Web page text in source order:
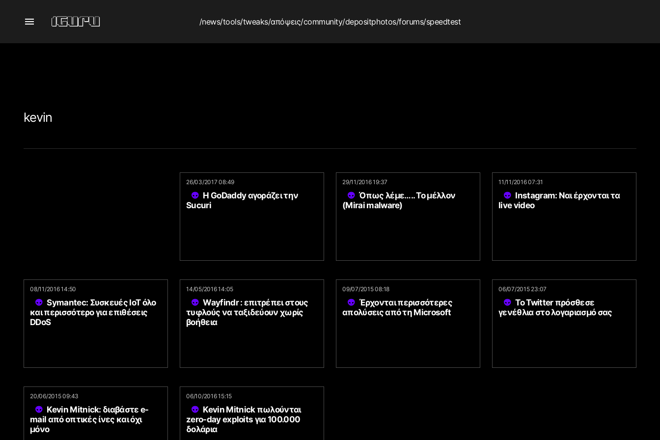
/news/tools/tweaks/απόψεις/community/depositphotos/forums/speedtest
kevin
26/03/2017 08:49
Η GoDaddy αγοράζει την
Sucuri
29/11/2016 19:37
Όπως λέμε….. Το μέλλον
(Mirai malware)
11/11/2016 07:31
Instagram: Ναι έρχονται τα
live video
08/11/2016 14:50
Symantec: Συσκευές IoT όλο
και περισσότερο για επιθέσεις
DDoS
14/05/2016 14:05
Wayfindr : επιτρέπει στους
τυφλούς να ταξιδεύουν χωρίς
βοήθεια
09/07/2015 08:18
Έρχονται περισσότερες
απολύσεις από τη Microsoft
06/07/2015 23:07
Το Twitter πρόσθεσε
γενέθλια στο λογαριασμό σας
20/06/2015 09:43
Kevin Mitnick: διαβάστε e-
mail από οπτικές ίνες και όχι
μόνο
06/10/2016 15:15
Kevin Mitnick πωλούνται
zero-day exploits για 100.000
δολάρια